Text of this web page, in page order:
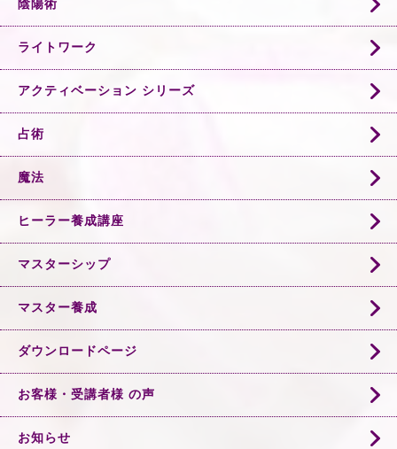
陰陽術
ライトワーク
アクティベーション シリーズ
占術
魔法
ヒーラー養成講座
マスターシップ
マスター養成
ダウンロードページ
お客様・受講者様 の声
お知らせ